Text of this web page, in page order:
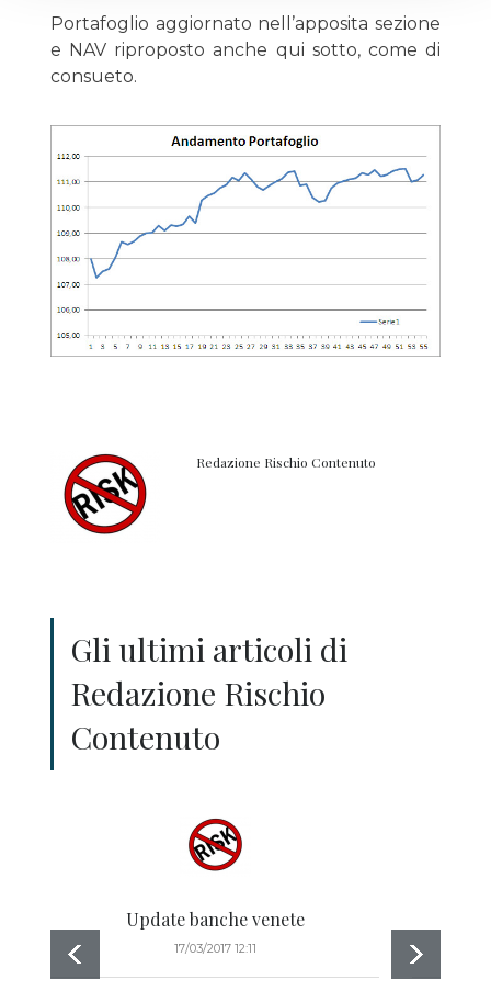
Portafoglio aggiornato nell’apposita sezione
e NAV riproposto anche qui sotto, come di
consueto.
Redazione Rischio Contenuto
Gli ultimi articoli di
Redazione Rischio
Contenuto
Update banche venete
17/03/2017 12:11